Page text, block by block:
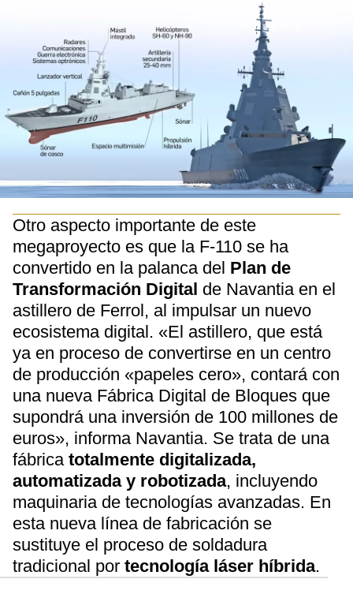
Otro aspecto importante de este
megaproyecto es que la F-110 se ha
convertido en la palanca del Plan de
Transformación Digital de Navantia en el
astillero de Ferrol, al impulsar un nuevo
ecosistema digital. «El astillero, que está
ya en proceso de convertirse en un centro
de producción «papeles cero», contará con
una nueva Fábrica Digital de Bloques que
supondrá una inversión de 100 millones de
euros», informa Navantia. Se trata de una
fábrica totalmente digitalizada,
automatizada y robotizada, incluyendo
maquinaria de tecnologías avanzadas. En
esta nueva línea de fabricación se
sustituye el proceso de soldadura
tradicional por tecnología láser híbrida.